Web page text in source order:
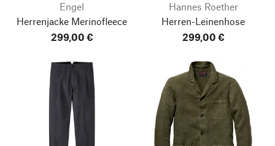
Engel
Herrenjacke Merinofleece
299,00 €
Hannes Roether
Herren-Leinenhose
299,00 €